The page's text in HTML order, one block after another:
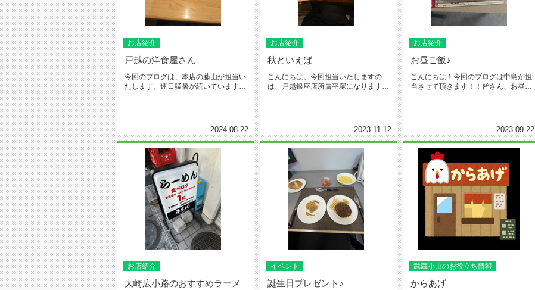
お店紹介
戸越の洋食屋さん
今回のブログは、本店の藤山が担当い
たします。連日猛暑が続いています
2024-08-22
お店紹介
秋といえば
こんにちは。今回担当いたしますの
は、戸越銀座店所属平塚になります。
2023-11-12
お店紹介
お昼ご飯♪
こんにちは！今回のブログは中島が担
当させて頂きます！！皆さん、お昼ご
2023-09-22
お店紹介
大崎広小路のおすすめラーメ
イベント
誕生日プレゼント♪
武蔵小山のお役立ち情報
からあげ